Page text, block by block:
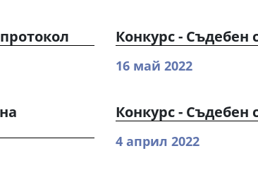
Конкурс - Съдебен
16 май 2022
Конкурс - Съдебен
4 април 2022